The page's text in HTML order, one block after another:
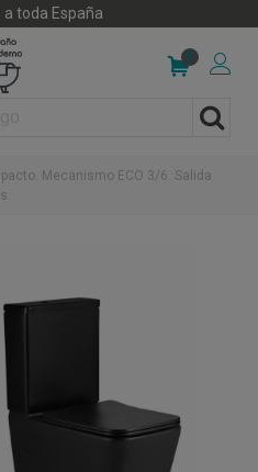
a toda España
0
Mecanismo ECO 3/6. Salida